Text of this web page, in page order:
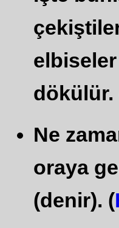
dökülür.
Ne
oraya
(denir). (